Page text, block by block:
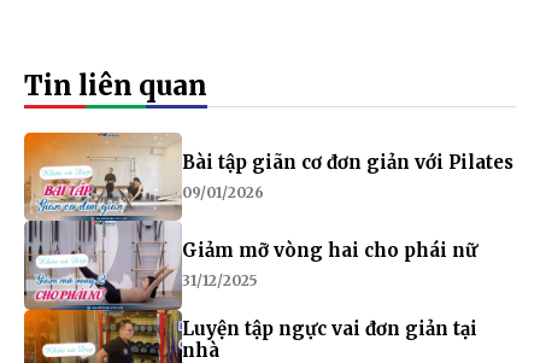
Tin liên quan
Bài tập giãn cơ đơn giản với Pilates
09/01/2026
Giảm mỡ vòng hai cho phái nữ
31/12/2025
Luyện tập ngực vai đơn giản tại
nhà